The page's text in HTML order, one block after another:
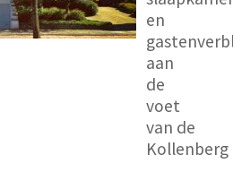
en
aan
de
voet
van de
Kollenberg